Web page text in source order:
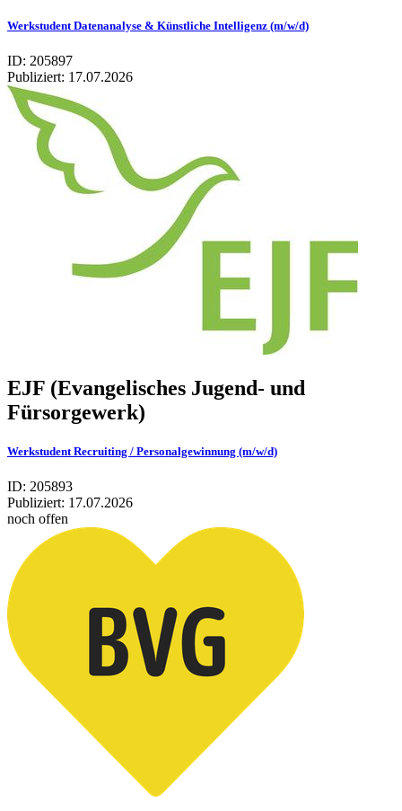
Werkstudent Datenanalyse & Künstliche Intelligenz (m/w/d)
ID: 205897
Publiziert: 17.07.2026
EJF (Evangelisches Jugend- und
Fürsorgewerk)
Werkstudent Recruiting / Personalgewinnung (m/w/d)
ID: 205893
Publiziert: 17.07.2026
noch offen